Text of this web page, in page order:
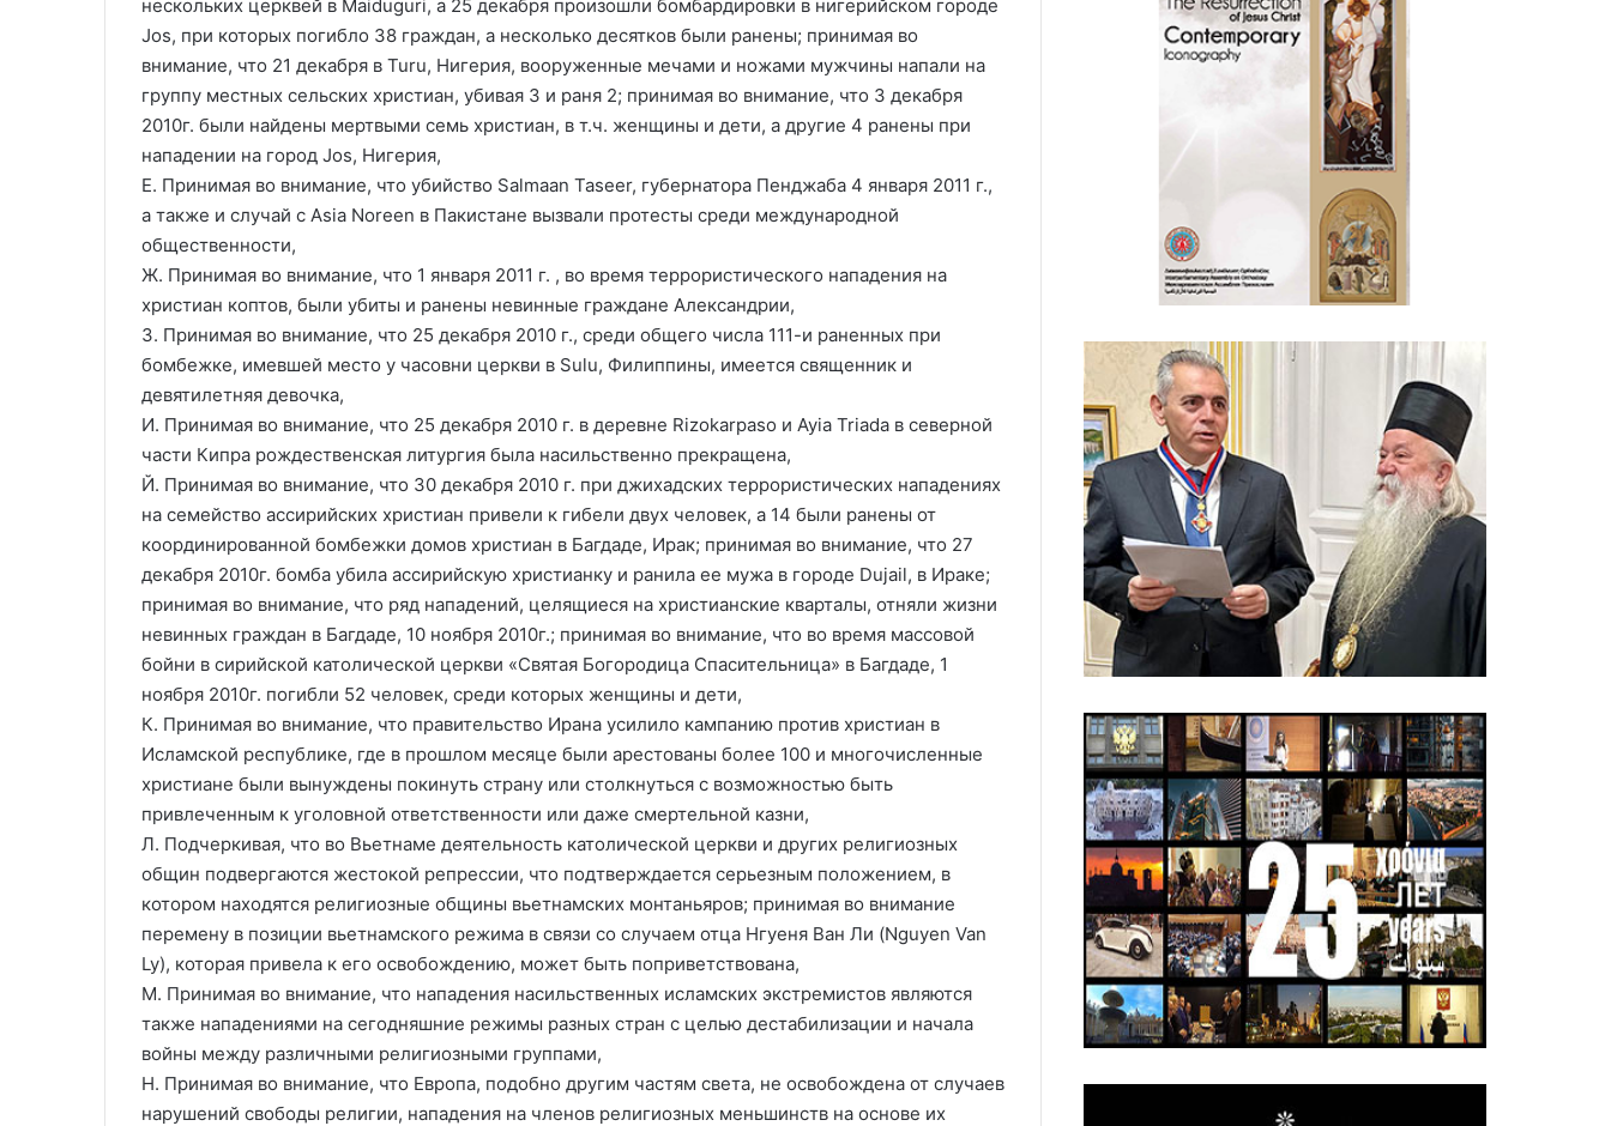
нескольких церквей в Maiduguri, а 25 декабря произошли бомбардировки в нигерийском городе
Jos, при которых погибло 38 граждан, а несколько десятков были ранены; принимая во
внимание, что 21 декабря в Turu, Нигерия, вооруженные мечами и ножами мужчины напали на
группу местных сельских христиан, убивая 3 и раня 2; принимая во внимание, что 3 декабря
2010г. были найдены мертвыми семь христиан, в т.ч. женщины и дети, а другие 4 ранены при
нападении на город Jos, Нигерия,
Е. Принимая во внимание, что убийство Salmaan Taseer, губернатора Пенджаба 4 января 2011 г.,
а также и случай с Asia Noreen в Пакистане вызвали протесты среди международной
общественности,
Ж. Принимая во внимание, что 1 января 2011 г. , во время террористического нападения на
христиан коптов, были убиты и ранены невинные граждане Александрии,
З. Принимая во внимание, что 25 декабря 2010 г., среди общего числа 111-и раненных при
бомбежке, имевшей место у часовни церкви в Sulu, Филиппины, имеется священник и
девятилетняя девочка,
И. Принимая во внимание, что 25 декабря 2010 г. в деревне Rizokarpaso и Ayia Triada в северной
части Кипра рождественская литургия была насильственно прекращена,
Й. Принимая во внимание, что 30 декабря 2010 г. при джихадских террористических нападениях
на семейство ассирийских христиан привели к гибели двух человек, а 14 были ранены от
координированной бомбежки домов христиан в Багдаде, Ирак; принимая во внимание, что 27
декабря 2010г. бомба убила ассирийскую христианку и ранила ее мужа в городе Dujail, в Ираке;
принимая во внимание, что ряд нападений, целящиеся на христианские кварталы, отняли жизни
невинных граждан в Багдаде, 10 ноября 2010г.; принимая во внимание, что во время массовой
бойни в сирийской католической церкви «Святая Богородица Спасительница» в Багдаде, 1
ноября 2010г. погибли 52 человек, среди которых женщины и дети,
К. Принимая во внимание, что правительство Ирана усилило кампанию против христиан в
Исламской республике, где в прошлом месяце были арестованы более 100 и многочисленные
христиане были вынуждены покинуть страну или столкнуться с возможностью быть
привлеченным к уголовной ответственности или даже смертельной казни,
Л. Подчеркивая, что во Вьетнаме деятельность католической церкви и других религиозных
общин подвергаются жестокой репрессии, что подтверждается серьезным положением, в
котором находятся религиозные общины вьетнамских монтаньяров; принимая во внимание
перемену в позиции вьетнамского режима в связи со случаем отца Нгуеня Ван Ли (Nguyen Van
Ly), которая привела к его освобождению, может быть поприветствована,
М. Принимая во внимание, что нападения насильственных исламских экстремистов являются
также нападениями на сегодняшние режимы разных стран с целью дестабилизации и началa
войны между различными религиозными группами,
Н. Принимая во внимание, что Европа, подобно другим частям света, не освобождена от случаев
нарушений свободы религии, нападения на членов религиозных меньшинств на основе их